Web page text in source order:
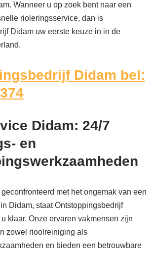
Wanneer u op zoek bent naar een
rioleringsservice, dan is
Didam uw eerste keuze in in de
Didam bel:
Didam: 24/7
en
met het ongemak van een
Didam, staat Ontstoppingsbedrijf
klaar. Onze ervaren vakmensen zijn
zowel rioolreiniging als
en bieden een betrouwbare